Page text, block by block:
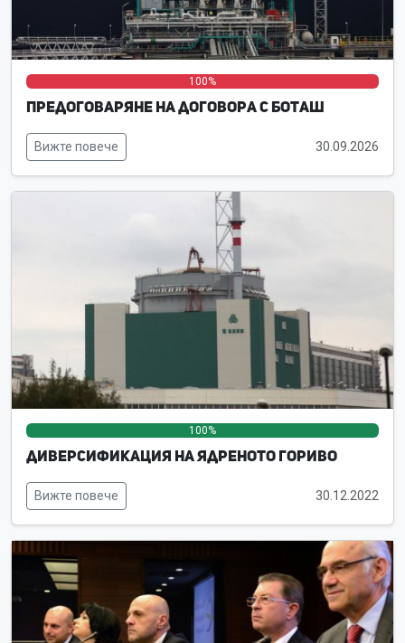
0%
0% 100%
Предоговаряне на договора с Боташ
Вижте повече 30.09.2026
100%
Диверсификация на ядреното гориво
Вижте повече 30.12.2022